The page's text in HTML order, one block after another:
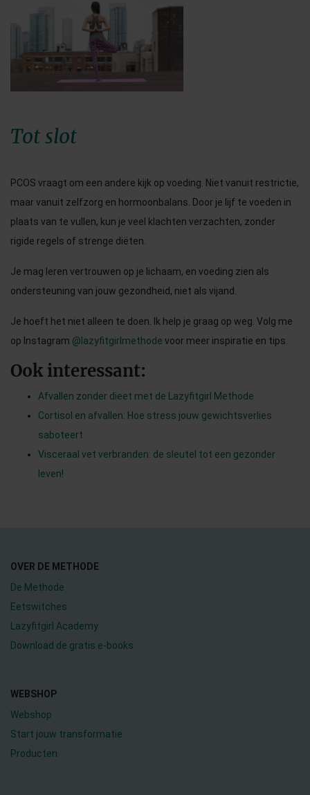
Tot slot
PCOS vraagt om een andere kijk op voeding. Niet vanuit restrictie,
maar vanuit zelfzorg en hormoonbalans. Door je lijf te voeden in
plaats van te vullen, kun je veel klachten verzachten, zonder
rigide regels of strenge diëten.
Je mag leren vertrouwen op je lichaam, en voeding zien als
ondersteuning van jouw gezondheid, niet als vijand.
Je hoeft het niet alleen te doen. Ik help je graag op weg. Volg me
op Instagram @lazyfitgirlmethode voor meer inspiratie en tips.
Ook interessant:
Afvallen zonder dieet met de Lazyfitgirl Methode
Cortisol en afvallen: Hoe stress jouw gewichtsverlies
saboteert
Visceraal vet verbranden: de sleutel tot een gezonder
leven!
OVER DE METHODE
De Methode
Eetswitches
Lazyfitgirl Academy
Download de gratis e-books
WEBSHOP
Webshop
Start jouw transformatie
Producten